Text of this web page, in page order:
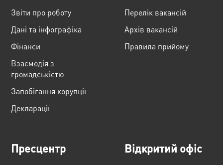
Звіти про роботу
Дані та інфографіка
Фінанси
Взаємодія з
громадськістю
Запобігання корупції
Декларації
Перелік вакансій
Архів вакансій
Правила прийому
Пресцентр Відкритий офіс